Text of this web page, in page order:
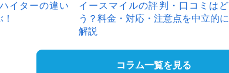
イターの違い
イースマイルの評判・口コミはど
う？料金・対応・注意点を中立的に
解説
コラム一覧を見る